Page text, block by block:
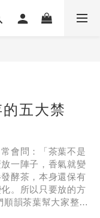
五大禁
會問：「茶葉不是
一陣子，香氣就變
酵茶，本身還保有
。所以只要放的方
韻茶葉幫大家整理